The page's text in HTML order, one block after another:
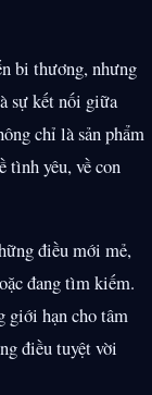
bi thương, nhưng
sự kết nối giữa
chỉ là sản phẩm
tình yêu, về con
điều mới mẻ,
đang tìm kiếm.
giới hạn cho tâm
điều tuyệt vời